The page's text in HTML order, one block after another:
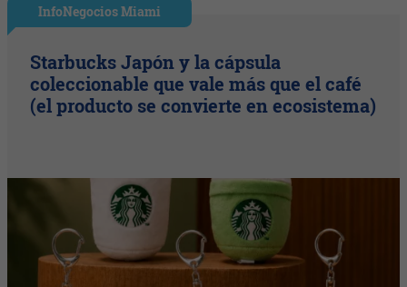
InfoNegocios Miami
Starbucks Japón y la cápsula
coleccionable que vale más que el café
(el producto se convierte en ecosistema)